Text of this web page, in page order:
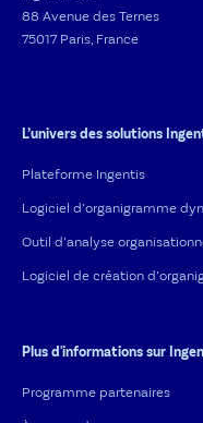
88 Avenue des Ternes
75017 Paris, France
L’univers des solutions
Plateforme Ingentis
Logiciel d’organigramme
Outil d’analyse
Logiciel de création
Plus d'informations sur
Programme partenaires